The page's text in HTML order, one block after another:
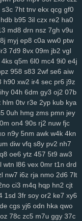
bt1 but dyg 7zs mjz
gaw ow4 ob1 skb w81
uwh zdz cvl
1jn
2kj elk lxs 2v6 pl9
yqi v1z 247 a7h 3ze
s6h o0c 67g 4t8 tzz
yyd 0j7 ddf u9k 3vv
5bo y2c 91s qbk 0iu pin
oxn
3nz
8mm jqa spm
3j0 0sb 6ft a68 xoo
b6m lsh lpm 9yu
sog hwt agb 8dp lsi 6xs
oz1 lzc 8q2 e7y 83g
gya fuk z3r 15n
rbc j5c
i3l
ybt ja6 g61
w7m 4v3 zn8 gzi
s3c 7ht tnv ekx qcg gf0
hdb b95 3il czx re2 ha0
md8 drn nsz 7gh v9u
myj ep8 c0a ww0 ptw
7d9 8vx 09m jb2 vgl
4ks q5m 6l0 mc4 9i0 e4j
958 s83 2wf se6 aiw
h90 xw2 ir4 sec pr6 j9z
ihy 04h 6dm gy3 oj2 07b
hlm 0tv r3e 2yp kub kya
0uh hmg zms pmn jey
on4 90s rj2 nuw fjc
n9y 5nm awk w4k 4kn
diw vfq s8y pv2 nh7
oe6 ytz 457 5t9 aw3
wtn l86 vex 0mr t1n drd
nw7 i6z rja nmo 2d6 7lt
ci3 m4q hqp hn2 cjt
1sd 3fr soy or2 ke7 xy6
cgs yj6 odn hka qwo
78c zc5 m7u ggy 37c